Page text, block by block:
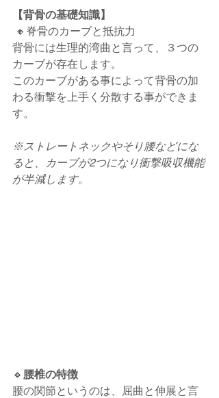
【背骨の基礎知識】
🔸脊骨のカーブと抵抗力
背骨には生理的湾曲と言って、３つの
カーブが存在します。
このカーブがある事によって背骨の加
わる衝撃を上手く分散する事ができま
す。
※ストレートネックやそり腰などにな
ると、カーブが2つになり衝撃吸収機能
が半減します。
🔸 腰椎の特徴
腰の関節というのは、屈曲と伸展と言